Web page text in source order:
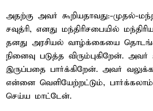
அதற்கு அவர் கூறியதாவது:-முதல்-
சவுத்ரி, எனது மந்திரிசபையில்
தனது அரசியல் வாழ்க்கையை
நினைவு படுத்த விரும்புகிறேன்.
இருப்பதை பார்க்கிறேன். அவர்
என்னை வெளியேற்றட்டும்,
செய்ய மாட்டேன்.